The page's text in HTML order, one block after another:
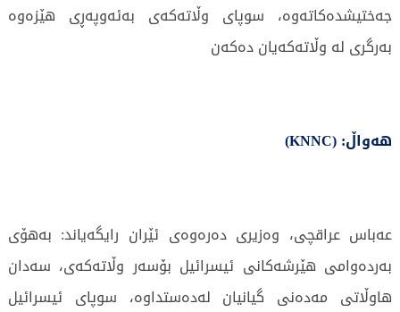
جەختیشدەكاتەوە، سوپای وڵاتەكەی بەئەوپەڕی هێزەوە
بەرگری لە وڵاتەكەیان دەكەن
هەواڵ: (KNNC)
عەباس عراقچی، وەزیری دەرەوەی ئێران رایگەیاند: بەهۆی
بەردەوامی هێرشەكانی ئیسرائیل بۆسەر وڵاتەكەی، سەدان
هاوڵاتی مەدەنی گیانیان لەدەستداوە، سوپای ئیسرائیل